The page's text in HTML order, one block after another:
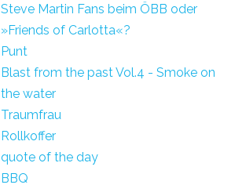
Steve Martin Fans beim ÖBB oder
»Friends of Carlotta«?
Punt
Blast from the past Vol.4 - Smoke on
the water
Traumfrau
Rollkoffer
quote of the day
BBQ